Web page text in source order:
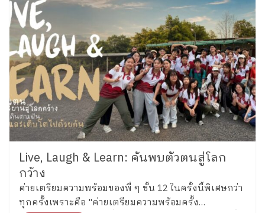
Live, Laugh & Learn: ค้นพบตัวตนสู่โลก
กว้าง
ค่ายเตรียมความพร้อมของพี่ ๆ ชั้น 12 ในครั้งนี้พิเศษกว่า
ทุกครั้งเพราะคือ "ค่ายเตรียมความพร้อมครั้ง